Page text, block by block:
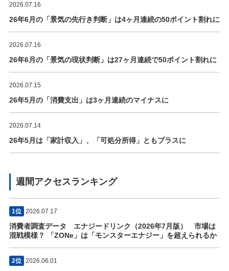
2026.07.16
26年6月の「景気の先行き判断」は4ヶ月連続の50ポイント割れに
2026.07.16
26年6月の「景気の現状判断」は27ヶ月連続で50ポイント割れに
2026.07.15
26年5月の「消費支出」は3ヶ月連続のマイナスに
2026.07.14
26年5月は「家計収入」、「可処分所得」ともプラスに
週間アクセスランキング
1位 2026.07.17
消費者調査データ エナジードリンク（2026年7月版） 市場は
混戦模様？ 「ZONe」は「モンスターエナジー」を超えられるか
2位 2026.06.01